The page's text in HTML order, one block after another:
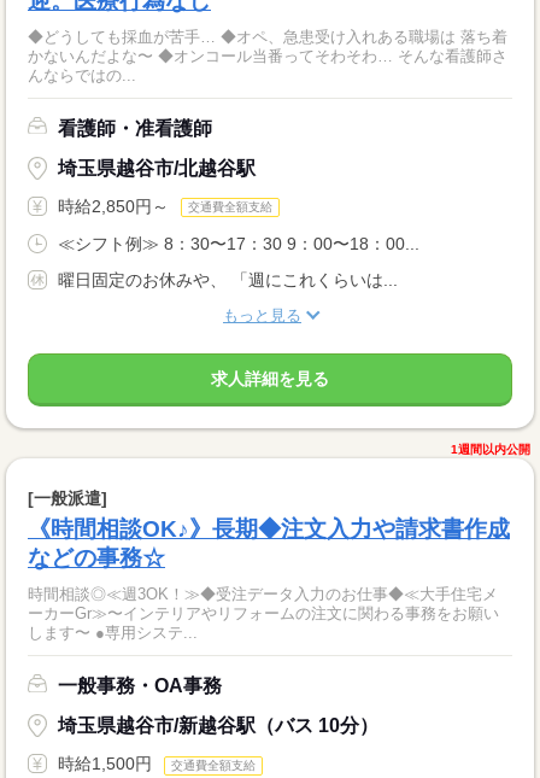
◆どうしても採血が苦手… ◆オペ、急患受け入れある職場は 落ち着
かないんだよな〜 ◆オンコール当番ってそわそわ… そんな看護師さ
んならではの...
看護師・准看護師
埼玉県越谷市/北越谷駅
時給2,850円～ 交通費全額支給
≪シフト例≫ 8：30〜17：30 9：00〜18：00...
曜日固定のお休みや、 「週にこれくらいは...
もっと見る
求人詳細を見る
1週間以内公開
[一般派遣]
《時間相談OK♪》長期◆注文入力や請求書作成
などの事務☆
時間相談◎≪週3OK！≫◆受注データ入力のお仕事◆≪大手住宅メ
ーカーGr≫〜インテリアやリフォームの注文に関わる事務をお願い
します〜 ●専用システ...
一般事務・OA事務
埼玉県越谷市/新越谷駅（バス 10分）
時給1,500円 交通費全額支給